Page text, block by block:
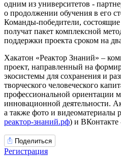
одним из университетов -
о продолжении обучения в его
Команды-победители, состоящие
получат пакет комплексной
поддержки проекта сроком на
Хакатон «Реактор Знаний» –
проект, направленный на
экосистемы для сохранения и
творческого человеческого
профессиональной ориентации
инновационной деятельности.
а также фото и видеоматериалы
реактор-знаний.рф) и ВКонтакте
Поделиться
Регистрация